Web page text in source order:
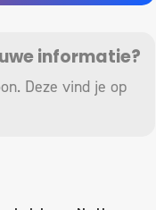
informatie?
Deze vind je op